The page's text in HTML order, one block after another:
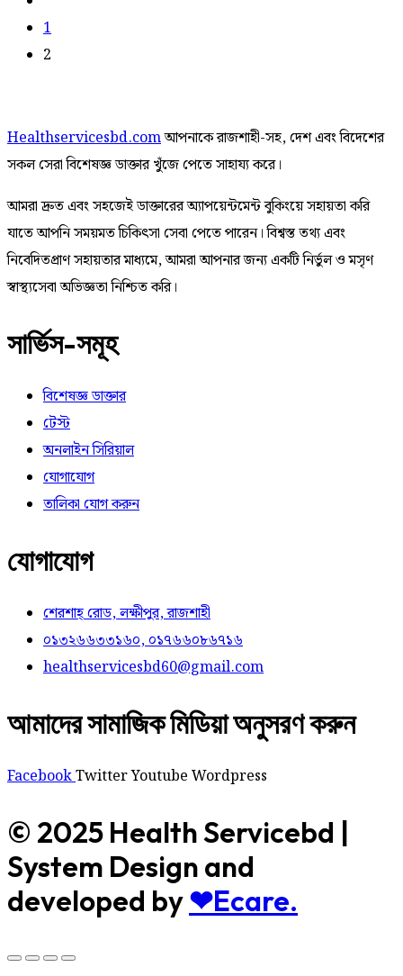
1
2
Healthservicesbd.comআপনাকে রাজশাহী-সহ, দেশ এবং বিদেশের
সকল সেরা বিশেষজ্ঞ ডাক্তার খুঁজে পেতে সাহায্য করে।
আমরা দ্রুত এবং সহজেই ডাক্তারের অ্যাপয়েন্টমেন্ট বুকিংয়ে সহায়তা করি
যাতে আপনি সময়মত চিকিৎসা সেবা পেতে পারেন। বিশ্বস্ত তথ্য এবং
নিবেদিতপ্রাণ সহায়তার মাধ্যমে, আমরা আপনার জন্য একটি নির্ভুল ও মসৃণ
স্বাস্থ্যসেবা অভিজ্ঞতা নিশ্চিত করি।
সার্ভিস-সমূহ
বিশেষজ্ঞ ডাক্তার
টেস্ট
অনলাইন সিরিয়াল
যোগাযোগ
তালিকা যোগ করুন
যোগাযোগ
শেরশাহ্ রোড, লক্ষীপুর, রাজশাহী
০১৩২৬৬৩৩১৬০, ০১৭৬৬০৮৬৭১৬
healthservicesbd60@gmail.com
আমাদের সামাজিক মিডিয়া অনুসরণ করুন
FacebookTwitterYoutube Wordpress
© 2025 Health Servicebd |
System Design and
developed by❤Ecare.